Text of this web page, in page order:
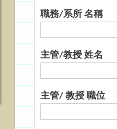
職務/系所 名稱
主管/教授 姓名
主管/ 教授 職位